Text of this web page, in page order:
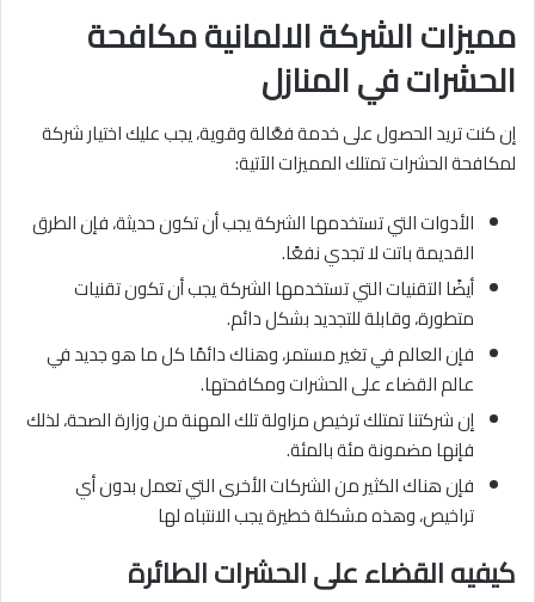
مميزات الشركة الالمانية مكافحة
الحشرات في المنازل
إن كنت تريد الحصول على خدمة فعَّالة وقوية، يجب عليك اختيار شركة
لمكافحة الحشرات تمتلك المميزات الآتية:
الأدوات التي تستخدمها الشركة يجب أن تكون حديثة، فإن الطرق
القديمة باتت لا تجدي نفعًا.
أيضًا التقنيات التي تستخدمها الشركة يجب أن تكون تقنيات
متطورة، وقابلة للتجديد بشكل دائم.
فإن العالم في تغير مستمر، وهناك دائمًا كل ما هو جديد في
عالم القضاء على الحشرات ومكافحتها.
إن شركتنا تمتلك ترخيص مزاولة تلك المهنة من وزارة الصحة، لذلك
فإنها مضمونة مئة بالمئة.
فإن هناك الكثير من الشركات الأخرى التي تعمل بدون أي
تراخيص، وهذه مشكلة خطيرة يجب الانتباه لها
كيفيه القضاء على الحشرات الطائرة